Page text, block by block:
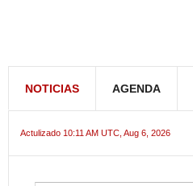
NOTICIAS AGENDA
Actulizado 10:11 AM UTC, Aug 6, 2026